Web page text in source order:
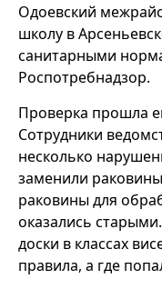
Одоевский
школу в
санитарными
Роспотребнадзор.
Проверка прошла
Сотрудники
несколько
заменили
раковины для
оказались
доски в классах
правила, а где